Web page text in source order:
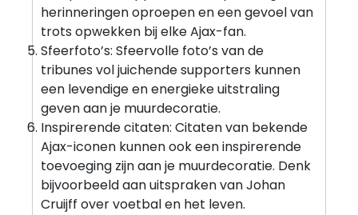
herinneringen oproepen en een gevoel van
trots opwekken bij elke Ajax-fan.
Sfeerfoto’s: Sfeervolle foto’s van de
tribunes vol juichende supporters kunnen
een levendige en energieke uitstraling
geven aan je muurdecoratie.
Inspirerende citaten: Citaten van bekende
Ajax-iconen kunnen ook een inspirerende
toevoeging zijn aan je muurdecoratie. Denk
bijvoorbeeld aan uitspraken van Johan
Cruijff over voetbal en het leven.